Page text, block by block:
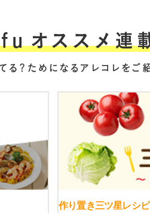
作り置き三ツ星レシピ